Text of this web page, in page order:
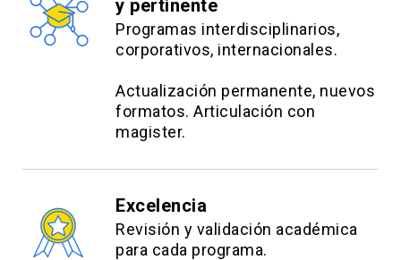
y pertinente
Programas interdisciplinarios,
corporativos, internacionales.
Actualización permanente, nuevos
formatos. Articulación con
magister.
Excelencia
Revisión y validación académica
para cada programa.